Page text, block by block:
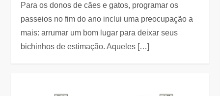
Para os donos de cães e gatos, programar os
passeios no fim do ano inclui uma preocupação a
mais: arrumar um bom lugar para deixar seus
bichinhos de estimação. Aqueles […]